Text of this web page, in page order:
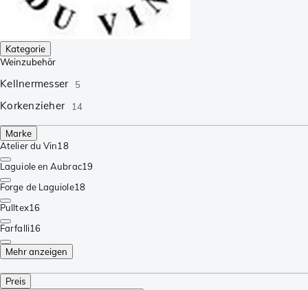
Kategorie
Weinzubehör
Kellnermesser 5
Korkenzieher 14
Marke
Atelier du Vin18
Laguiole en Aubrac19
Forge de Laguiole18
Pulltex16
Farfalli16
Mehr anzeigen
Preis